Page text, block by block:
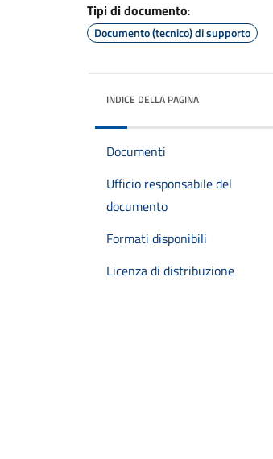
Tipi di documento:
Documento (tecnico) di supporto
INDICE DELLA PAGINA
Documenti
Ufficio responsabile del
documento
Formati disponibili
Licenza di distribuzione